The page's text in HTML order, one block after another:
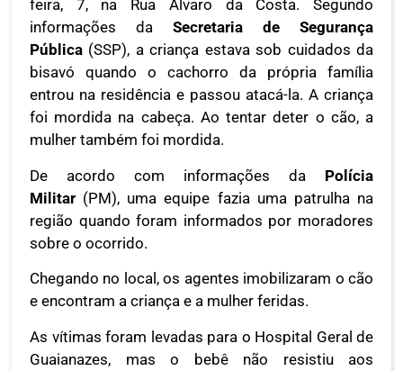
feira, 7, na Rua Álvaro da Costa. Segundo
informações da Secretaria de Segurança
Pública (SSP), a criança estava sob cuidados da
bisavó quando o cachorro da própria família
entrou na residência e passou atacá-la. A criança
foi mordida na cabeça. Ao tentar deter o cão, a
mulher também foi mordida.
De acordo com informações da Polícia
Militar (PM), uma equipe fazia uma patrulha na
região quando foram informados por moradores
sobre o ocorrido.
Chegando no local, os agentes imobilizaram o cão
e encontram a criança e a mulher feridas.
As vítimas foram levadas para o Hospital Geral de
Guaianazes, mas o bebê não resistiu aos